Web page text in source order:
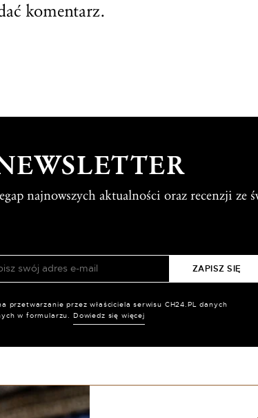
komentarz.
najnowszych aktualności oraz recenzji ze
przetwarzanie przez właściciela serwisu CH24.PL danych
w formularzu.
Dowiedz się więcej